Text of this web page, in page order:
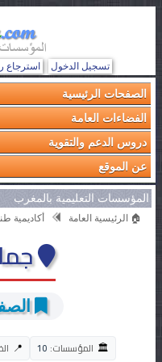
تسجيل الدخول استرجاع
الصفحات الرئيسية
الفضاءات العامة
دروس الدعم والتقوية
عن الموقع
المؤسسات التعليمية بالمغرب
🏠 الرئيسية العامة أكاديمية
🏛️ المؤسسات: 10
📍